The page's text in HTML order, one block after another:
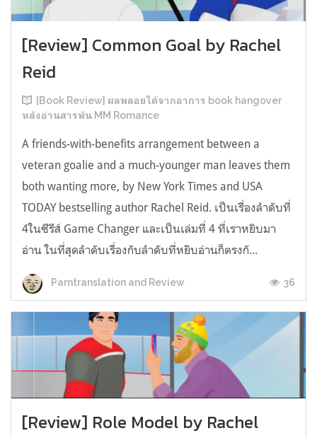
[Review] Common Goal by Rachel
Reid
[Book Review] ผลพลอยได้จากอาการ book hangover
หลังอ่านสารพัน MM Romance
A friends-with-benefits arrangement between a
veteran goalie and a much-younger man leaves them
both wanting more, by New York Times and USA
TODAY bestselling author Rachel Reid. เป็นเรื่องลำดับที่
4ในซีรีส์ Game Changer และเป็นเล่มที่ 4 ที่เราหยิบมา
อ่าน ในที่สุดลำดับเรื่องกับลำดับที่หยิบอ่านก็ตรงกั...
Parntranslation and Review 36
[Review] Role Model by Rachel